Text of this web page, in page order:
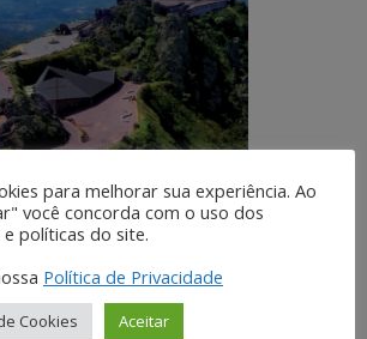
para melhorar sua experiência. Ao
você concorda com o uso dos
políticas do site.
Política de Privacidade
Cookies Aceitar